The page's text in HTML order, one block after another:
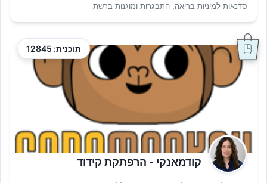
סדנאות למיניות בריאה, התבגרות ומוגנות ברשת
תוכנית: 12845
קודמאנקי - הרפתקת קידוד